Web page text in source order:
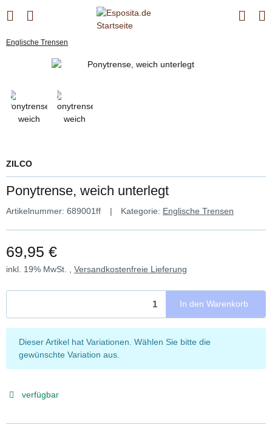
Englische Trensen
ZILCO
Ponytrense, weich unterlegt
Artikelnummer: 689001ff Kategorie: Englische Trensen
69,95 €
inkl. 19% MwSt. , Versandkostenfreie Lieferung
In den Warenkorb
x
Dieser Artikel hat Variationen. Wählen Sie bitte die
gewünschte Variation aus.
verfügbar